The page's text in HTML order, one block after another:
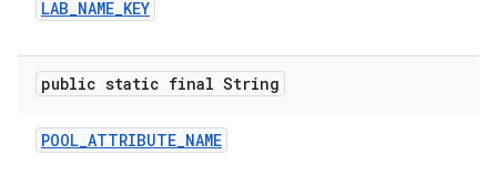
LAB_NAME_KEY
public static final String
POOL_ATTRIBUTE_NAME